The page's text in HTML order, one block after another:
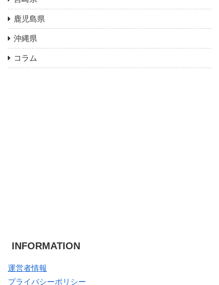
鹿児島県
沖縄県
コラム
INFORMATION
運営者情報
プライバシーポリシー